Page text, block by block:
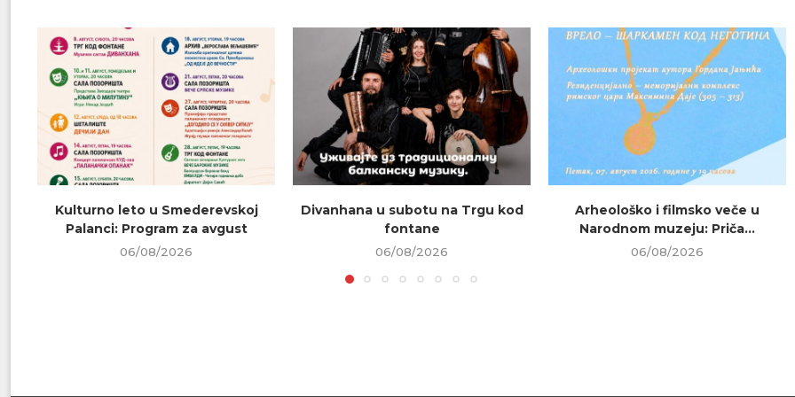
Kulturno leto u Smederevskoj
Palanci: Program za avgust
06/08/2026
Divanhana u subotu na Trgu kod
fontane
06/08/2026
Arheološko i filmsko veče u
Narodnom muzeju: Priča...
06/08/2026